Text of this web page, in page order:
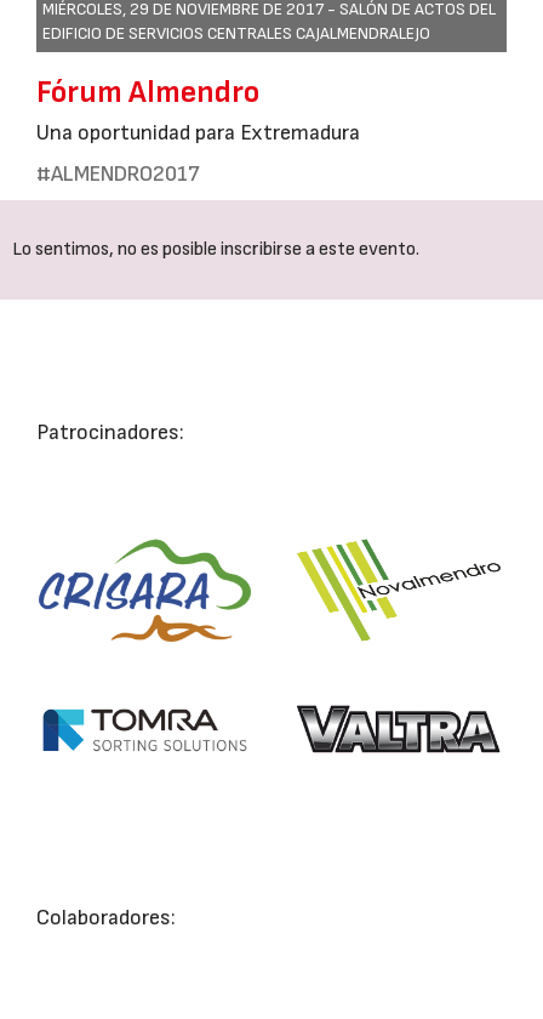
MIÉRCOLES, 29 DE NOVIEMBRE DE 2017 - SALÓN DE ACTOS DEL
EDIFICIO DE SERVICIOS CENTRALES CAJALMENDRALEJO
Fórum Almendro
Una oportunidad para Extremadura
#ALMENDRO2017
Lo sentimos, no es posible inscribirse a este evento.
Patrocinadores:
Colaboradores: